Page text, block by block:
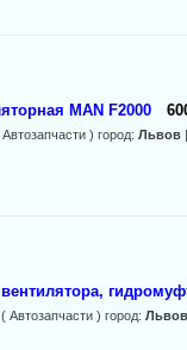
MAN F2000
) город: Львов|
Автозапчасти ) город: Львов